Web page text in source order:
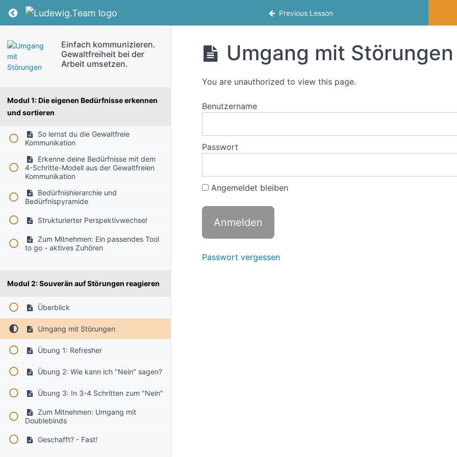
Return to course: Einfach kommunizieren. Gewaltfreiheit bei der Arbeit umsetzen.
Previous Lesson
Einfach kommunizieren.
Gewaltfreiheit bei der
Arbeit umsetzen.
Modul 1: Die eigenen Bedürfnisse erkennen
und sortieren
So lernst du die Gewaltfreie
Kommunikation
Erkenne deine Bedürfnisse mit dem
4-Schritte-Modell aus der Gewaltfreien
Kommunikation
Bedürfnishierarchie und
Bedürfnispyramide
Strukturierter Perspektivwechsel
Zum Mitnehmen: Ein passendes Tool
to go - aktives Zuhören
Modul 2: Souverän auf Störungen reagieren
Überblick
Umgang mit Störungen
Übung 1: Refresher
Übung 2: Wie kann ich "Nein" sagen?
Übung 3: In 3-4 Schritten zum "Nein"
Zum Mitnehmen: Umgang mit
Doublebinds
Geschafft? - Fast!
Umgang mit Störungen
You are unauthorized to view this page.
Benutzername
Passwort
Angemeldet bleiben
Passwort vergessen